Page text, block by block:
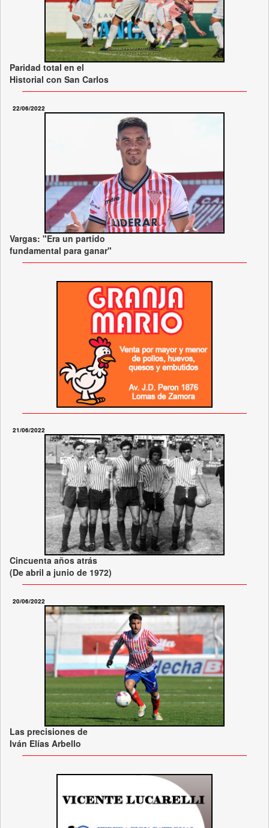
Paridad total en el
Historial con San Carlos
22/06/2022
Vargas: "Era un partido
fundamental para ganar"
21/06/2022
Cincuenta años atrás
(De abril a junio de 1972)
20/06/2022
Las precisiones de
Iván Elías Arbello